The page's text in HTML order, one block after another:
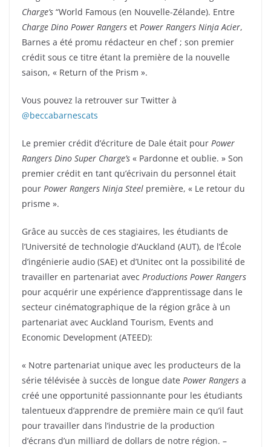
Charge’s “World Famous (en Nouvelle-Zélande). Entre
Charge Dino Power Rangers et Power Rangers Ninja Acier,
Barnes a été promu rédacteur en chef ; son premier
crédit sous ce titre étant la première de la nouvelle
saison, « Return of the Prism ».
Vous pouvez la retrouver sur Twitter à
@beccabarnescats
Le premier crédit d’écriture de Dale était pour Power
Rangers Dino Super Charge’s « Pardonne et oublie. » Son
premier crédit en tant qu’écrivain du personnel était
pour Power Rangers Ninja Steel première, « Le retour du
prisme ».
Grâce au succès de ces stagiaires, les étudiants de
l’Université de technologie d’Auckland (AUT), de l’École
d’ingénierie audio (SAE) et d’Unitec ont la possibilité de
travailler en partenariat avec Productions Power Rangers
pour acquérir une expérience d’apprentissage dans le
secteur cinématographique de la région grâce à un
partenariat avec Auckland Tourism, Events and
Economic Development (ATEED):
« Notre partenariat unique avec les producteurs de la
série télévisée à succès de longue date Power Rangers a
créé une opportunité passionnante pour les étudiants
talentueux d’apprendre de première main ce qu’il faut
pour travailler dans l’industrie de la production
d’écrans d’un milliard de dollars de notre région. –